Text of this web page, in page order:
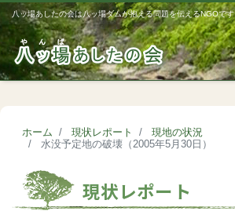
八ッ場あしたの会は八ッ場ダムが抱える問題を伝えるNGOです
ホーム 現状レポート
現地の状況
水没予定地の破壊（2005年5月30日）
現状レポート